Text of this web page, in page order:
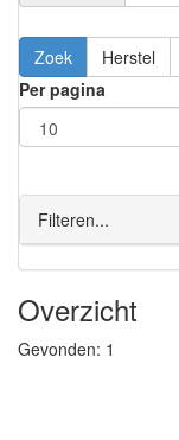
Per pagina
Filteren...
Overzicht
Gevonden: 1